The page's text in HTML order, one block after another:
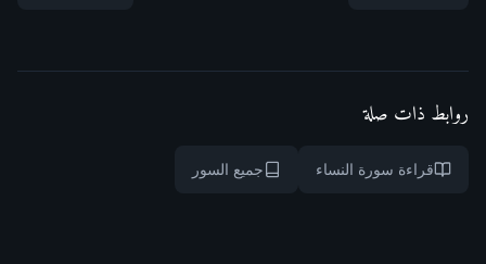
روابط ذات صلة
قراءة سورة النساء جميع السور